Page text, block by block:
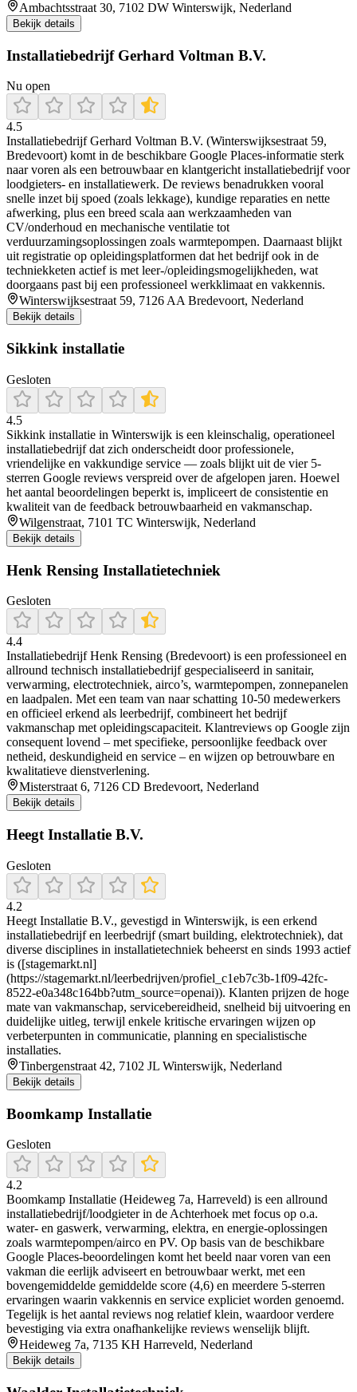
Ambachtsstraat 30, 7102 DW Winterswijk, Nederland
Bekijk details
Installatiebedrijf Gerhard Voltman B.V.
Nu open
4.5
Installatiebedrijf Gerhard Voltman B.V. (Winterswijksestraat 59,
Bredevoort) komt in de beschikbare Google Places-informatie sterk
naar voren als een betrouwbaar en klantgericht installatiebedrijf voor
loodgieters- en installatiewerk. De reviews benadrukken vooral
snelle inzet bij spoed (zoals lekkage), kundige reparaties en nette
afwerking, plus een breed scala aan werkzaamheden van
CV/onderhoud en mechanische ventilatie tot
verduurzamingsoplossingen zoals warmtepompen. Daarnaast blijkt
uit registratie op opleidingsplatformen dat het bedrijf ook in de
techniekketen actief is met leer-/opleidingsmogelijkheden, wat
doorgaans past bij een professioneel werkklimaat en vakkennis.
Winterswijksestraat 59, 7126 AA Bredevoort, Nederland
Bekijk details
Sikkink installatie
Gesloten
4.5
Sikkink installatie in Winterswijk is een kleinschalig, operationeel
installatiebedrijf dat zich onderscheidt door professionele,
vriendelijke en vakkundige service — zoals blijkt uit de vier 5-
sterren Google reviews verspreid over de afgelopen jaren. Hoewel
het aantal beoordelingen beperkt is, impliceert de consistentie en
kwaliteit van de feedback betrouwbaarheid en vakmanschap.
Wilgenstraat, 7101 TC Winterswijk, Nederland
Bekijk details
Henk Rensing Installatietechniek
Gesloten
4.4
Installatiebedrijf Henk Rensing (Bredevoort) is een professioneel en
allround technisch installatiebedrijf gespecialiseerd in sanitair,
verwarming, electrotechniek, airco’s, warmtepompen, zonnepanelen
en laadpalen. Met een team van naar schatting 10‑50 medewerkers
en officieel erkend als leerbedrijf, combineert het bedrijf
vakmanschap met opleidingscapaciteit. Klantreviews op Google zijn
consequent lovend – met specifieke, persoonlijke feedback over
netheid, deskundigheid en service – en wijzen op betrouwbare en
kwalitatieve dienstverlening.
Misterstraat 6, 7126 CD Bredevoort, Nederland
Bekijk details
Heegt Installatie B.V.
Gesloten
4.2
Heegt Installatie B.V., gevestigd in Winterswijk, is een erkend
installatiebedrijf en leerbedrijf (smart building, elektrotechniek), dat
diverse disciplines in installatietechniek beheerst en sinds 1993 actief
is ([stagemarkt.nl]
(https://stagemarkt.nl/leerbedrijven/profiel_c1eb7c3b-1f09-42fc-
8522-e0a348c164bb?utm_source=openai)). Klanten prijzen de hoge
mate van vakmanschap, servicebereidheid, snelheid bij uitvoering en
duidelijke uitleg, terwijl enkele kritische ervaringen wijzen op
verbeterpunten in communicatie, planning en specialistische
installaties.
Tinbergenstraat 42, 7102 JL Winterswijk, Nederland
Bekijk details
Boomkamp Installatie
Gesloten
4.2
Boomkamp Installatie (Heideweg 7a, Harreveld) is een allround
installatiebedrijf/loodgieter in de Achterhoek met focus op o.a.
water- en gaswerk, verwarming, elektra, en energie-oplossingen
zoals warmtepompen/airco en PV. Op basis van de beschikbare
Google Places-beoordelingen komt het beeld naar voren van een
vakman die eerlijk adviseert en betrouwbaar werkt, met een
bovengemiddelde gemiddelde score (4,6) en meerdere 5-sterren
ervaringen waarin vakkennis en service expliciet worden genoemd.
Tegelijk is het aantal reviews nog relatief klein, waardoor verdere
bevestiging via extra onafhankelijke reviews wenselijk blijft.
Heideweg 7a, 7135 KH Harreveld, Nederland
Bekijk details